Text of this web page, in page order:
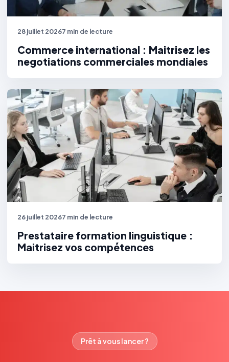
28 juillet 20267 min de lecture
Commerce international : Maitrisez les
negotiations commerciales mondiales
26 juillet 20267 min de lecture
Prestataire formation linguistique :
Maitrisez vos compétences
Prêt à vous lancer ?